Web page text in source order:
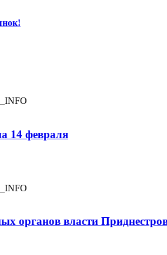
14 февраля
органов власти